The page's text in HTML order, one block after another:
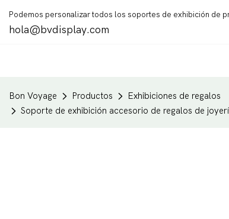
Podemos personalizar todos los soportes de exhibición de
hola@bvdisplay.com
Bon Voyage Productos
Exhibiciones de regalos
Soporte de exhibición accesorio de regalos de